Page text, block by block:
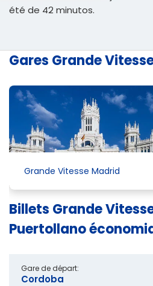
été de 42 minutos.
Gares Grande
Grande Vitesse Madrid
Billets Grande
Puertollano
Gare de départ:
Cordoba